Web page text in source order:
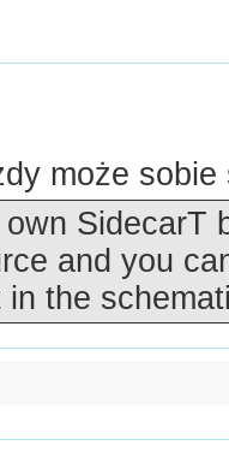
może
SidecarT
and you
the